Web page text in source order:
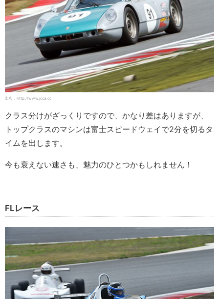
出典：http://www.jcca.cc
クラス分けがざっくりですので、かなり差はありますが、
トップクラスのマシンは富士スピードウェイで2分を切るタ
イムを出します。
今も衰えない速さも、魅力のひとつかもしれません！
FLレース